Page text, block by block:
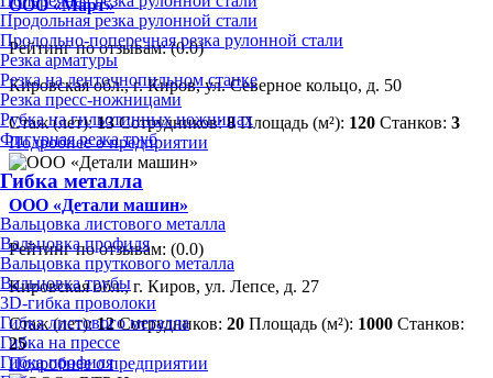
Продольная резка рулонной стали
Продольно-поперечная резка рулонной стали
Резка арматуры
Резка на ленточнопильном станке
Резка пресс-ножницами
Рубка на гильотинных ножницах
Фигурная резка труб
Гибка металла
Вальцовка листового металла
Вальцовка профиля
Вальцовка пруткового металла
Вальцовка трубы
3D-гибка проволоки
Гибка листового металла
Гибка на прессе
Гибка профиля
ООО «Март»
Рейтинг по отзывам:(0.0)
Кировская обл., г. Киров, ул. Северное кольцо, д. 50
Стаж (лет):13 Сотрудников:8 Площадь (м²): 120 Станков: 3
Подробнее о предприятии
ООО «Детали машин»
Рейтинг по отзывам: (0.0)
Кировская обл., г. Киров, ул. Лепсе, д. 27
Стаж (лет):12 Сотрудников: 20 Площадь (м²): 1000 Станков:
25
Подробнее о предприятии